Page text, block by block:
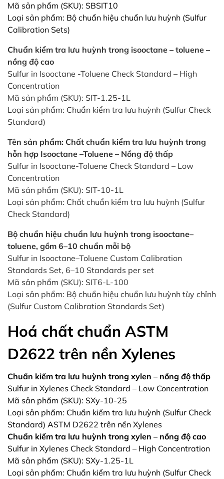
Mã sản phẩm (SKU): SBSIT10
Loại sản phẩm: Bộ chuẩn hiệu chuẩn lưu huỳnh (Sulfur
Calibration Sets)
Chuẩn kiểm tra lưu huỳnh trong isooctane – toluene –
nồng độ cao
Sulfur in Isooctane -Toluene Check Standard – High
Concentration
Mã sản phẩm (SKU): SIT-1.25-1L
Loại sản phẩm: Chuẩn kiểm tra lưu huỳnh (Sulfur Check
Standard)
Tên sản phẩm: Chất chuẩn kiểm tra lưu huỳnh trong
hỗn hợp Isooctane –Toluene – Nồng độ thấp
Sulfur in Isooctane-Toluene Check Standard – Low
Concentration
Mã sản phẩm (SKU): SIT-10-1L
Loại sản phẩm: Chất chuẩn kiểm tra lưu huỳnh (Sulfur
Check Standard)
Bộ chuẩn hiệu chuẩn lưu huỳnh trong isooctane–
toluene, gồm 6–10 chuẩn mỗi bộ
Sulfur in Isooctane–Toluene Custom Calibration
Standards Set, 6–10 Standards per set
Mã sản phẩm (SKU): SIT6-L-100
Loại sản phẩm: Bộ chuẩn hiệu chuẩn lưu huỳnh tùy chỉnh
(Sulfur Custom Calibration Standards Set)
Hoá chất chuẩn ASTM
D2622 trên nền Xylenes
Chuẩn kiểm tra lưu huỳnh trong xylen – nồng độ thấp
Sulfur in Xylenes Check Standard – Low Concentration
Mã sản phẩm (SKU): SXy-10-25
Loại sản phẩm: Chuẩn kiểm tra lưu huỳnh (Sulfur Check
Standard) ASTM D2622 trên nền Xylenes
Chuẩn kiểm tra lưu huỳnh trong xylen – nồng độ cao
Sulfur in Xylenes Check Standard – High Concentration
Mã sản phẩm (SKU): SXy-1.25-1L
Loại sản phẩm: Chuẩn kiểm tra lưu huỳnh (Sulfur Check